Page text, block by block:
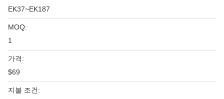
EK37~EK187
MOQ:
1
가격:
$69
지불 조건: